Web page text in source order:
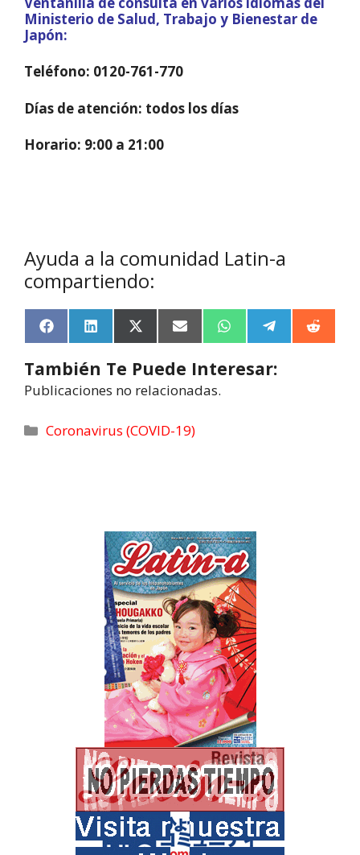
Ministerio de Salud, Trabajo y Bienestar de
Japón:
Teléfono: 0120-761-770
Días de atención: todos los días
Horario: 9:00 a 21:00
Ayuda a la comunidad Latin-a
compartiendo:
F
a
e
b
o
k
L
i
k
e
d
n
X
(
w
i
t
e
r
E
m
a
l
W
h
t
e
e
R
e
También Te Puede Interesar:
Publicaciones no relacionadas.
Coronavirus (COVID-19)